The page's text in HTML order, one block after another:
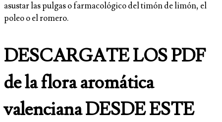
asustar las pulgas o farmacológico del timón de limón, el
poleo o el romero.
DESCARGATE LOS PDF
de la flora aromática
valenciana DESDE ESTE